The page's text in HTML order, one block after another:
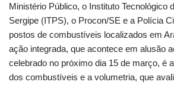
Ministério Público, o Instituto Tecnológico
Sergipe (ITPS), o Procon/SE e a Polícia
postos de combustíveis localizados em
ação integrada, que acontece em alusão
celebrado no próximo dia 15 de março, é
dos combustíveis e a volumetria, que